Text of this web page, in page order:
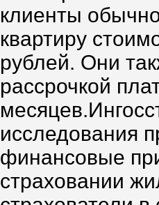
клиенты
квартиру
рублей. Они
рассрочкой
исследования
финансовые
страховании